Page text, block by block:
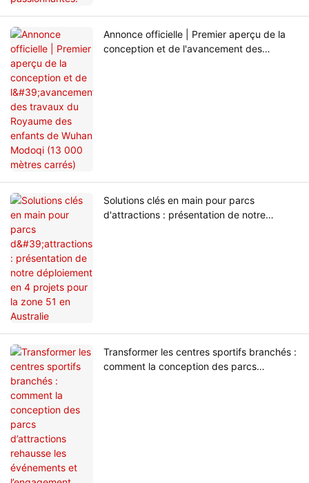
Annonce officielle | Premier aperçu de la
conception et de l'avancement des
Solutions clés en main pour parcs
d'attractions : présentation de notre
Transformer les centres sportifs branchés :
comment la conception des parcs